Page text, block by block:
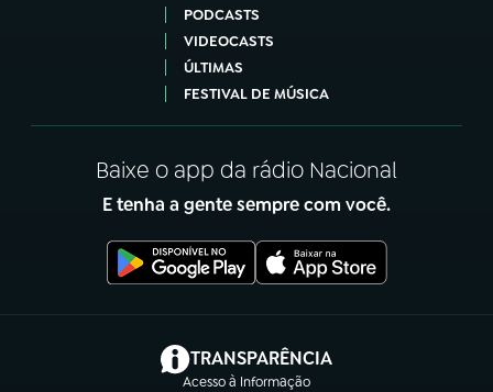
PODCASTS
VIDEOCASTS
ÚLTIMAS
FESTIVAL DE MÚSICA
Baixe o app da rádio Nacional
E tenha a gente sempre com você.
TRANSPARÊNCIA
Acesso à Informação
(abre em nova aba)